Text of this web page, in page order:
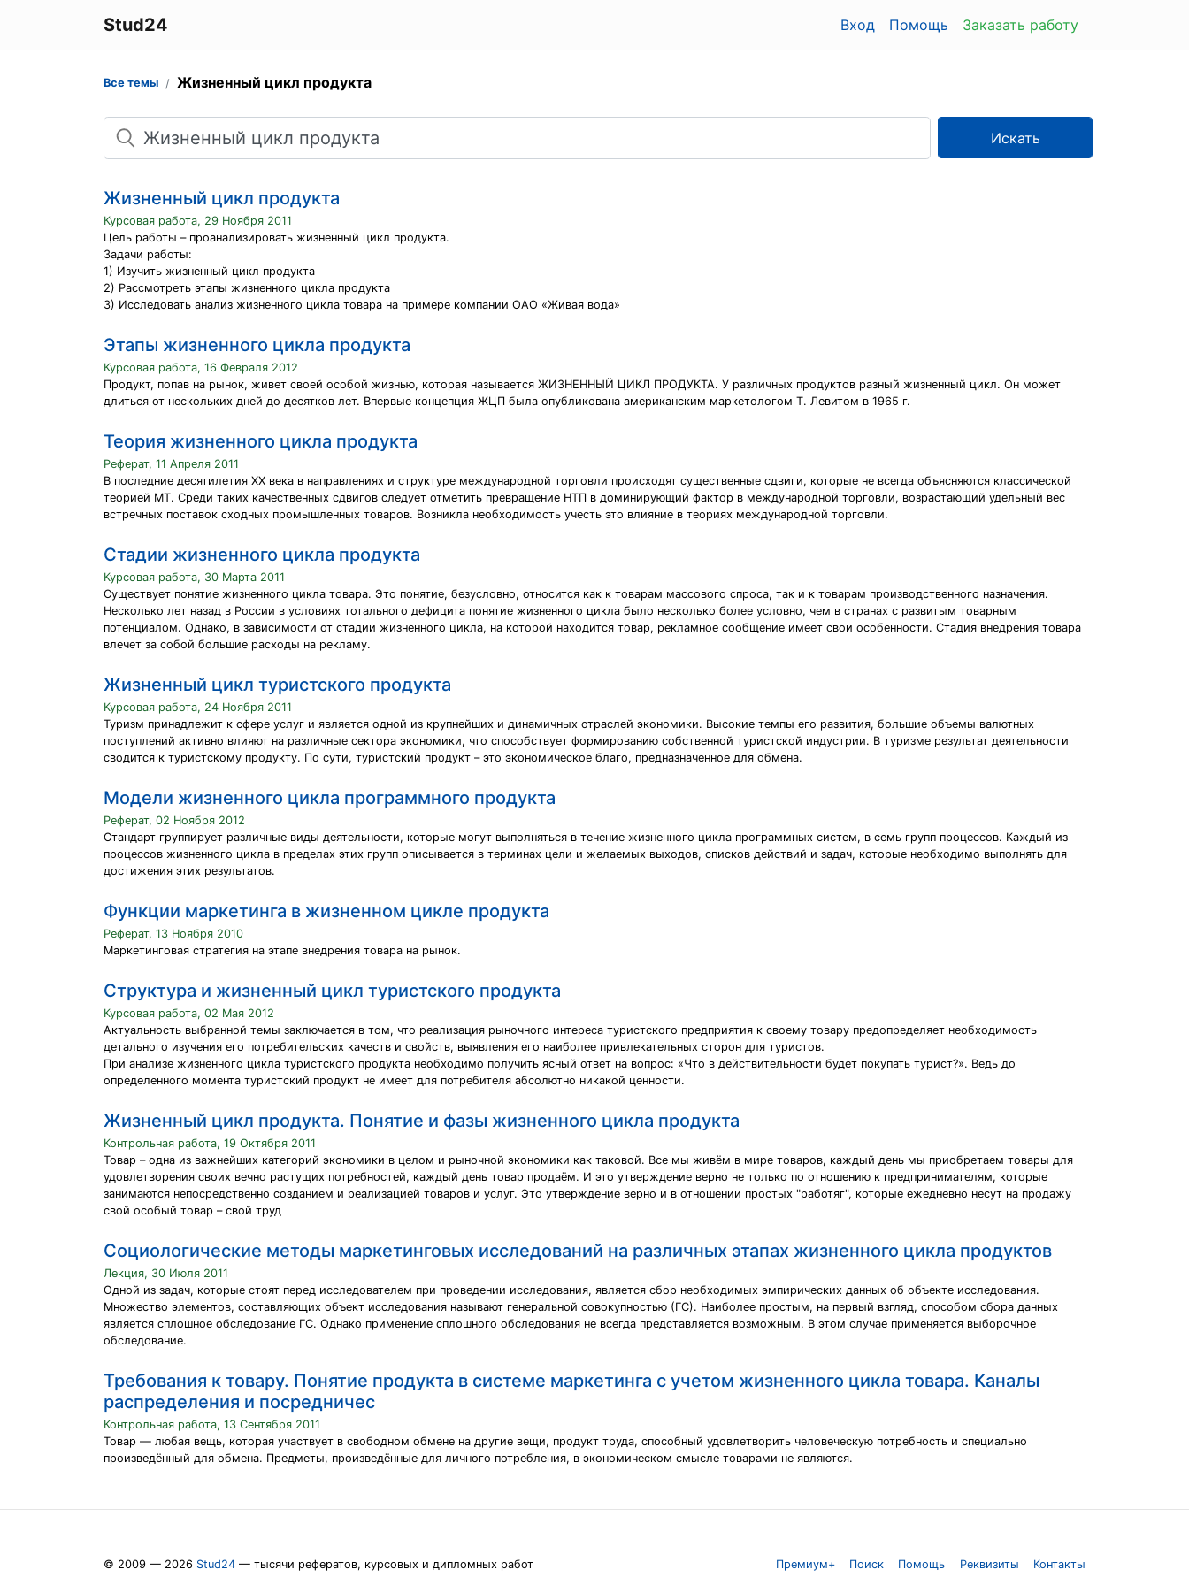
Stud24 Вход Помощь Заказать работу
Все темы Жизненный цикл продукта
Поиск
Искать
Жизненный цикл продукта
Курсовая работа, 29 Ноября 2011
Цель работы – проанализировать жизненный цикл продукта.
Задачи работы:
1) Изучить жизненный цикл продукта
2) Рассмотреть этапы жизненного цикла продукта
3) Исследовать анализ жизненного цикла товара на примере компании ОАО «Живая вода»
Этапы жизненного цикла продукта
Курсовая работа, 16 Февраля 2012
Продукт, попав на рынок, живет своей особой жизнью, которая называется ЖИЗНЕННЫЙ ЦИКЛ ПРОДУКТА. У различных продуктов разный жизненный цикл. Он может
длиться от нескольких дней до десятков лет. Впервые концепция ЖЦП была опубликована американским маркетологом Т. Левитом в 1965 г.
Теория жизненного цикла продукта
Реферат, 11 Апреля 2011
В последние десятилетия XX века в направлениях и структуре международной торговли происходят существенные сдвиги, которые не всегда объясняются классической
теорией МТ. Среди таких качественных сдвигов следует отметить превращение НТП в доминирующий фактор в международной торговли, возрастающий удельный вес
встречных поставок сходных промышленных товаров. Возникла необходимость учесть это влияние в теориях международной торговли.
Стадии жизненного цикла продукта
Курсовая работа, 30 Марта 2011
Существует понятие жизненного цикла товара. Это понятие, безусловно, относится как к товарам массового спроса, так и к товарам производственного назначения.
Несколько лет назад в России в условиях тотального дефицита понятие жизненного цикла было несколько более условно, чем в странах с развитым товарным
потенциалом. Однако, в зависимости от стадии жизненного цикла, на которой находится товар, рекламное сообщение имеет свои особенности. Стадия внедрения товара
влечет за собой большие расходы на рекламу.
Жизненный цикл туристского продукта
Курсовая работа, 24 Ноября 2011
Туризм принадлежит к сфере услуг и является одной из крупнейших и динамичных отраслей экономики. Высокие темпы его развития, большие объемы валютных
поступлений активно влияют на различные сектора экономики, что способствует формированию собственной туристской индустрии. В туризме результат деятельности
сводится к туристскому продукту. По сути, туристский продукт – это экономическое благо, предназначенное для обмена.
Модели жизненного цикла программного продукта
Реферат, 02 Ноября 2012
Стандарт группирует различные виды деятельности, которые могут выполняться в течение жизненного цикла программных систем, в семь групп процессов. Каждый из
процессов жизненного цикла в пределах этих групп описывается в терминах цели и желаемых выходов, списков действий и задач, которые необходимо выполнять для
достижения этих результатов.
Функции маркетинга в жизненном цикле продукта
Реферат, 13 Ноября 2010
Маркетинговая стратегия на этапе внедрения товара на рынок.
Структура и жизненный цикл туристского продукта
Курсовая работа, 02 Мая 2012
Актуальность выбранной темы заключается в том, что реализация рыночного интереса туристского предприятия к своему товару предопределяет необходимость
детального изучения его потребительских качеств и свойств, выявления его наиболее привлекательных сторон для туристов.
При анализе жизненного цикла туристского продукта необходимо получить ясный ответ на вопрос: «Что в действительности будет покупать турист?». Ведь до
определенного момента туристский продукт не имеет для потребителя абсолютно никакой ценности.
Жизненный цикл продукта. Понятие и фазы жизненного цикла продукта
Контрольная работа, 19 Октября 2011
Товар – одна из важнейших категорий экономики в целом и рыночной экономики как таковой. Все мы живём в мире товаров, каждый день мы приобретаем товары для
удовлетворения своих вечно растущих потребностей, каждый день товар продаём. И это утверждение верно не только по отношению к предпринимателям, которые
занимаются непосредственно созданием и реализацией товаров и услуг. Это утверждение верно и в отношении простых "работяг", которые ежедневно несут на продажу
свой особый товар – свой труд
Социологические методы маркетинговых исследований на различных этапах жизненного цикла продуктов
Лекция, 30 Июля 2011
Одной из задач, которые стоят перед исследователем при проведении исследования, является сбор необходимых эмпирических данных об объекте исследования.
Множество элементов, составляющих объект исследования называют генеральной совокупностью (ГС). Наиболее простым, на первый взгляд, способом сбора данных
является сплошное обследование ГС. Однако применение сплошного обследования не всегда представляется возможным. В этом случае применяется выборочное
обследование.
Требования к товару. Понятие продукта в системе маркетинга с учетом жизненного цикла товара. Каналы
распределения и посредничес
Контрольная работа, 13 Сентября 2011
Товар — любая вещь, которая участвует в свободном обмене на другие вещи, продукт труда, способный удовлетворить человеческую потребность и специально
произведённый для обмена. Предметы, произведённые для личного потребления, в экономическом смысле товарами не являются.
© 2009 — 2026 Stud24 — тысячи рефератов, курсовых и дипломных работ Премиум+ Поиск Помощь Реквизиты Контакты